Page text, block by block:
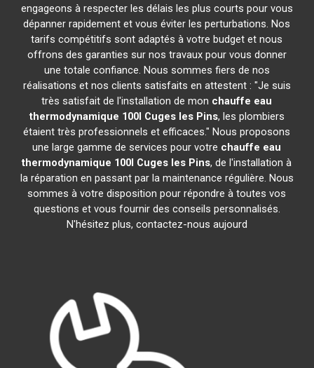
engageons à respecter les délais les plus courts pour vous
dépanner rapidement et vous éviter les perturbations. Nos
tarifs compétitifs sont adaptés à votre budget et nous
offrons des garanties sur nos travaux pour vous donner
une totale confiance. Nous sommes fiers de nos
réalisations et nos clients satisfaits en attestent : "Je suis
très satisfait de l'installation de mon chauffe eau
thermodynamique 100l Cuges les Pins, les plombiers
étaient très professionnels et efficaces." Nous proposons
une large gamme de services pour votre chauffe eau
thermodynamique 100l Cuges les Pins, de l'installation à
la réparation en passant par la maintenance régulière. Nous
sommes à votre disposition pour répondre à toutes vos
questions et vous fournir des conseils personnalisés.
N'hésitez plus, contactez-nous aujourd